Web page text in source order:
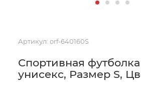
Артикул: orf-640160S
Спортивная
унисекс, Размер S,